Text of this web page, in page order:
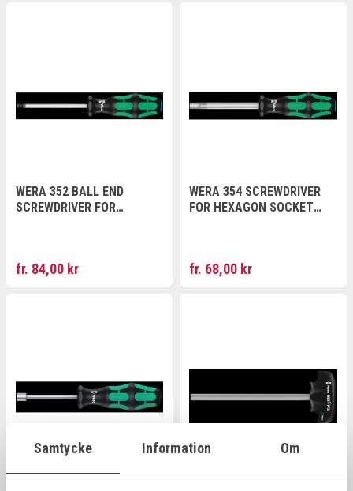
Samtycke Information Om
WERA 352 BALL END
SCREWDRIVER FOR
fr. 84,00 kr
WERA 354 SCREWDRIVER
FOR HEXAGON SOCKET
fr. 68,00 kr